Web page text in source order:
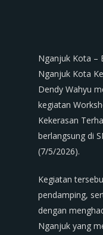
Nganjuk Kota –
Nganjuk Kota
Dendy Wahyu
kegiatan
Kekerasan
berlangsung di
(7/5/2026).
Kegiatan
pendamping,
dengan
Nganjuk yang